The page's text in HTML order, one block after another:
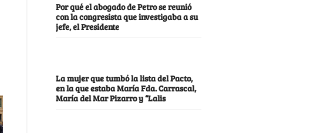
Por qué el abogado de Petro se reunió
con la congresista que investigaba a su
jefe, el Presidente
La mujer que tumbó la lista del Pacto,
en la que estaba María Fda. Carrascal,
María del Mar Pizarro y “Lalis